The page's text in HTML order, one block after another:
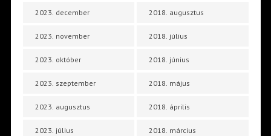
2023. december
2023. november
2023. október
2023. szeptember
2023. augusztus
2023. július
2018. augusztus
2018. július
2018. június
2018. május
2018. április
2018. március